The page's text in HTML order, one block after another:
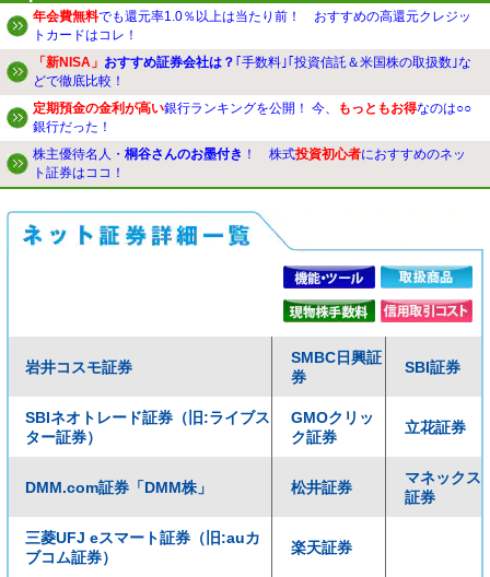
年会費無料でも還元率1.0％以上は当たり前！ おすすめの高還元クレジッ
トカードはコレ！
「新NISA」 おすすめ証券会社は？ ｢手数料｣｢投資信託＆米国株の取扱数｣な
どで徹底比較！
定期預金の金利が高い銀行ランキングを公開！ 今、 もっともお得なのは○○
銀行だった！
株主優待名人・ 桐谷さんのお墨付き ！ 株式投資初心者におすすめのネッ
ト証券はココ！
岩井コスモ証券
SMBC日興証
券
SBI証券
SBIネオトレード証券（旧:ライブス
ター証券）
GMOクリッ
ク証券
立花証券
DMM.com証券「DMM株」 松井証券
マネックス
証券
三菱UFJ eスマート証券（旧:auカ
ブコム証券）
楽天証券